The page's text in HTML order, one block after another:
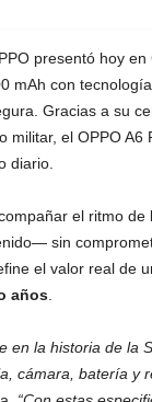
presentó hoy en
mAh con
Gracias a su
el OPPO A6
diario.
el ritmo
sin
el valor real de
años.
en la historia de la
cámara, batería y